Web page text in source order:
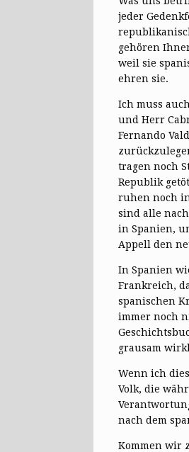
jeder
gehören
weil sie
ehren sie.
Ich muss
und Herr
Fernando
tragen noch
Republik
ruhen noch
sind alle
in Spanien,
Appell den
In Spanien
Frankreich,
spanischen
immer noch
grausam
Wenn ich
Volk, die
nach dem
Kommen wir